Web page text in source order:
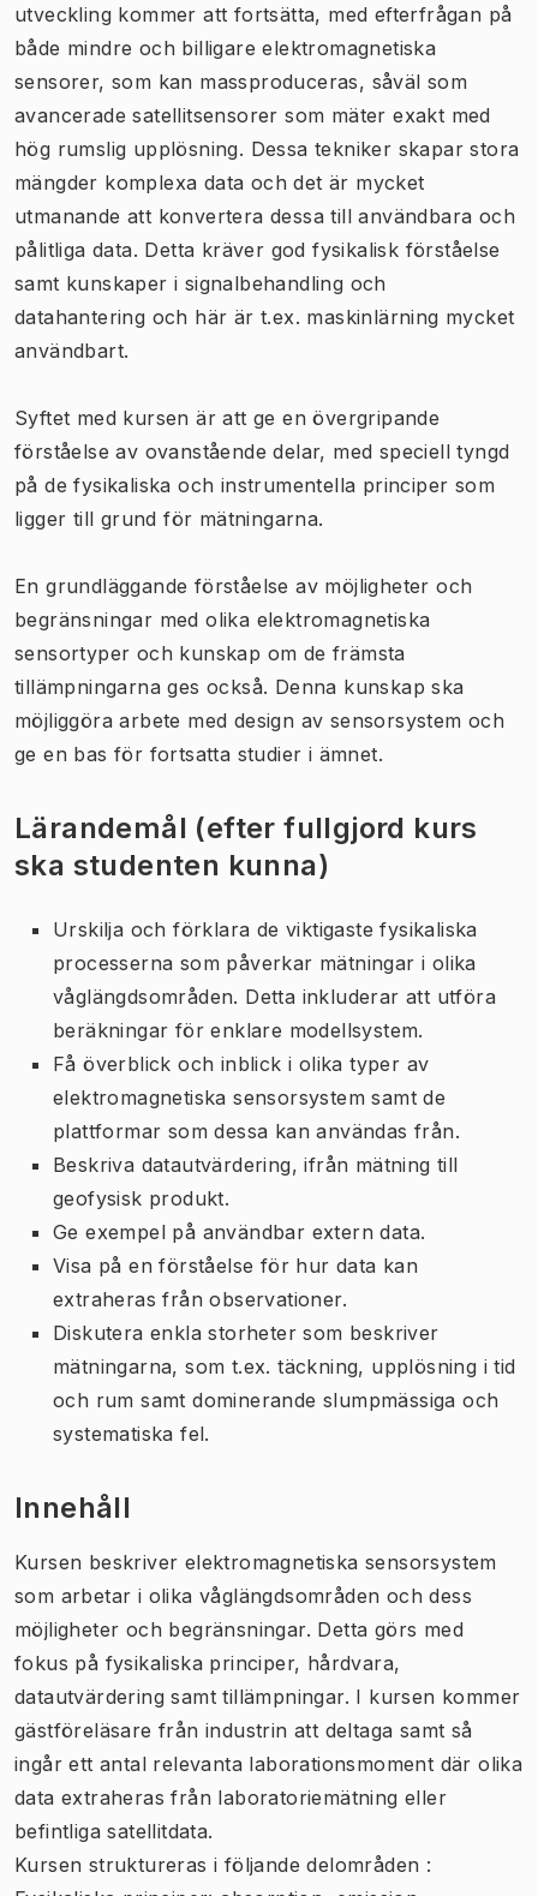
utveckling kommer att fortsätta, med efterfrågan på
både mindre och billigare elektromagnetiska
sensorer, som kan massproduceras, såväl som
avancerade satellitsensorer som mäter exakt med
hög rumslig upplösning. Dessa tekniker skapar stora
mängder komplexa data och det är mycket
utmanande att konvertera dessa till användbara och
pålitliga data. Detta kräver god fysikalisk förståelse
samt kunskaper i signalbehandling och
datahantering och här är t.ex. maskinlärning mycket
användbart.
Syftet med kursen är att ge en övergripande
förståelse av ovanstående delar, med speciell tyngd
på de fysikaliska och instrumentella principer som
ligger till grund för mätningarna.
En grundläggande förståelse av möjligheter och
begränsningar med olika elektromagnetiska
sensortyper och kunskap om de främsta
tillämpningarna ges också. Denna kunskap ska
möjliggöra arbete med design av sensorsystem och
ge en bas för fortsatta studier i ämnet.
Lärandemål (efter fullgjord kurs
ska studenten kunna)
Urskilja och förklara de viktigaste fysikaliska
processerna som påverkar mätningar i olika
våglängdsområden. Detta inkluderar att utföra
beräkningar för enklare modellsystem.
Få överblick och inblick i olika typer av
elektromagnetiska sensorsystem samt de
plattformar som dessa kan användas från.
Beskriva datautvärdering, ifrån mätning till
geofysisk produkt.
Ge exempel på användbar extern data.
Visa på en förståelse för hur data kan
extraheras från observationer.
Diskutera enkla storheter som beskriver
mätningarna, som t.ex. täckning, upplösning i tid
och rum samt dominerande slumpmässiga och
systematiska fel.
Innehåll
Kursen beskriver elektromagnetiska sensorsystem
som arbetar i olika våglängdsområden och dess
möjligheter och begränsningar. Detta görs med
fokus på fysikaliska principer, hårdvara,
datautvärdering samt tillämpningar. I kursen kommer
gästföreläsare från industrin att deltaga samt så
ingår ett antal relevanta laborationsmoment där olika
data extraheras från laboratoriemätning eller
befintliga satellitdata.
Kursen struktureras i följande delområden :